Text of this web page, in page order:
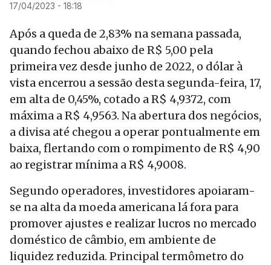
17/04/2023 - 18:18
Após a queda de 2,83% na semana passada,
quando fechou abaixo de R$ 5,00 pela
primeira vez desde junho de 2022, o dólar à
vista encerrou a sessão desta segunda-feira, 17,
em alta de 0,45%, cotado a R$ 4,9372, com
máxima a R$ 4,9563. Na abertura dos negócios,
a divisa até chegou a operar pontualmente em
baixa, flertando com o rompimento de R$ 4,90
ao registrar mínima a R$ 4,9008.
Segundo operadores, investidores apoiaram-
se na alta da moeda americana lá fora para
promover ajustes e realizar lucros no mercado
doméstico de câmbio, em ambiente de
liquidez reduzida. Principal termômetro do